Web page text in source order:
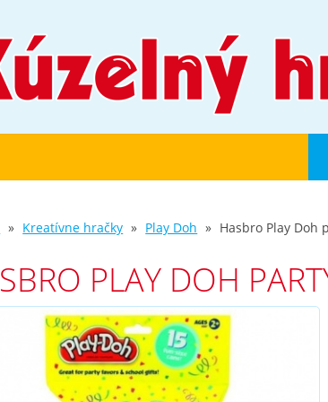
Kreatívne hračky Play Doh Hasbro Play Doh
PLAY DOH